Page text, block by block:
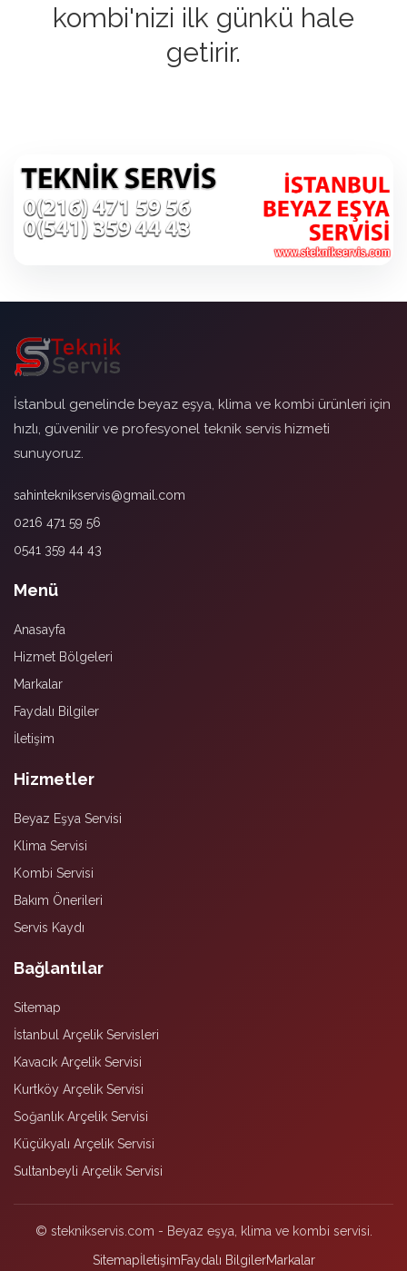
kombi'nizi ilk günkü hale
getirir.
İstanbul genelinde beyaz eşya, klima ve kombi ürünleri için
hızlı, güvenilir ve profesyonel teknik servis hizmeti
sunuyoruz.
sahinteknikservis@gmail.com
0216 471 59 56
0541 359 44 43
Menü
Anasayfa
Hizmet Bölgeleri
Markalar
Faydalı Bilgiler
İletişim
Hizmetler
Beyaz Eşya Servisi
Klima Servisi
Kombi Servisi
Bakım Önerileri
Servis Kaydı
Bağlantılar
Sitemap
İstanbul Arçelik Servisleri
Kavacık Arçelik Servisi
Kurtköy Arçelik Servisi
Soğanlık Arçelik Servisi
Küçükyalı Arçelik Servisi
Sultanbeyli Arçelik Servisi
© steknikservis.com - Beyaz eşya, klima ve kombi servisi.
SitemapİletişimFaydalı BilgilerMarkalar